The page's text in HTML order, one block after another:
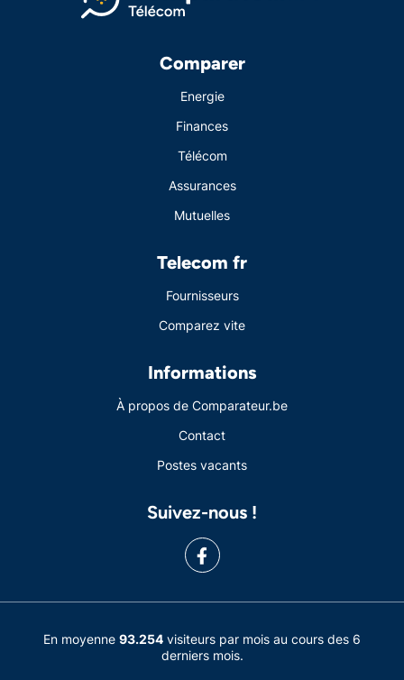
Comparer
Energie
Finances
Télécom
Assurances
Mutuelles
Telecom fr
Fournisseurs
Comparez vite
Informations
À propos de Comparateur.be
Contact
Postes vacants
Suivez-nous !
En moyenne 93.254 visiteurs par mois au cours des 6
derniers mois.